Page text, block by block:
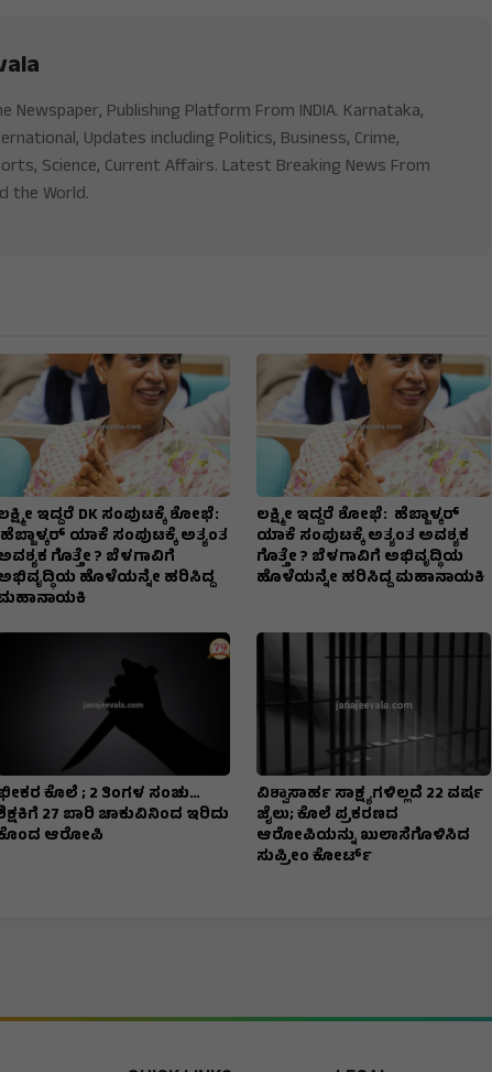
Newspaper, Publishing Platform From INDIA. Karnataka,
Updates including Politics, Business, Crime,
Science, Current Affairs. Latest Breaking News From
the World.
ಇದ್ದರೆ DK ಸಂಪುಟಕ್ಕೆ ಶೋಭೆ:
ಹೆಬ್ಬಾಳ್ಕರ್ ಯಾಕೆ ಸಂಪುಟಕ್ಕೆ ಅತ್ಯಂತ
ಗೊತ್ತೇ ? ಬೆಳಗಾವಿಗೆ
ಹೊಳೆಯನ್ನೇ ಹರಿಸಿದ್ದ
ಲಕ್ಷ್ಮೀ ಇದ್ದರೆ ಶೋಭೆ: ಹೆಬ್ಬಾಳ್ಕರ್
ಯಾಕೆ ಸಂಪುಟಕ್ಕೆ ಅತ್ಯಂತ ಅವಶ್ಯಕ
ಗೊತ್ತೇ ? ಬೆಳಗಾವಿಗೆ ಅಭಿವೃದ್ಧಿಯ
ಹೊಳೆಯನ್ನೇ ಹರಿಸಿದ್ದ ಮಹಾನಾಯಕಿ
ಕೊಲೆ ; 2 ತಿಂಗಳ ಸಂಚು…
27 ಬಾರಿ ಚಾಕುವಿನಿಂದ ಇರಿದು
ಆರೋಪಿ
ವಿಶ್ವಾಸಾರ್ಹ ಸಾಕ್ಷ್ಯಗಳಿಲ್ಲದೆ 22 ವರ್ಷ
ಜೈಲು; ಕೊಲೆ ಪ್ರಕರಣದ
ಆರೋಪಿಯನ್ನು ಖುಲಾಸೆಗೊಳಿಸಿದ
ಸುಪ್ರೀಂ ಕೋರ್ಟ್